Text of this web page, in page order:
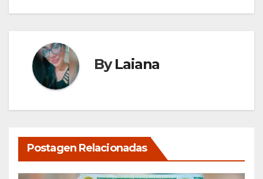
ByLaiana
Postagen Relacionadas